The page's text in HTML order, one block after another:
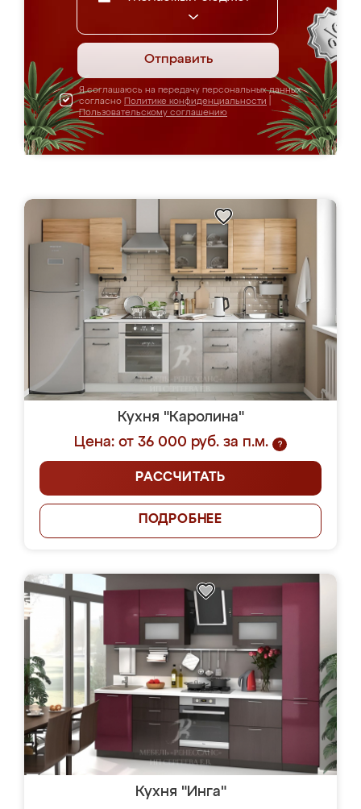
Отправить
Я соглашаюсь на передачу персональных данных
согласно Политике конфиденциальности
Пользовательскому соглашению
Кухня "Каролина"
Цена: от 36 000 руб. за п.м.
?
РАССЧИТАТЬ
ПОДРОБНЕЕ
Кухня "Инга"